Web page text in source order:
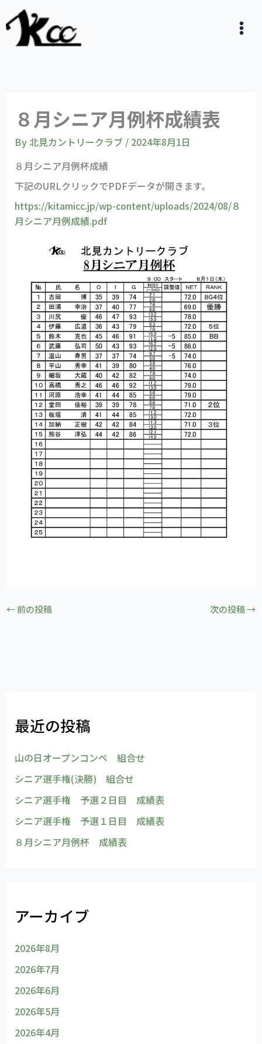
容
最近の投稿
山の日オープンコンペ 組合せ
シニア選手権(決勝) 組合せ
シニア選手権 予選２日目 成績表
シニア選手権 予選１日目 成績表
８月シニア月例杯 成績表
アーカイブ
2026年8月
2026年7月
2026年6月
2026年5月
2026年4月
８月シニア月例杯成績表
By北見カントリークラブ / 2024年8月1日
８月シニア月例杯成績
下記のURLクリックでPDFデータが開きます。
https://kitamicc.jp/wp-content/uploads/2024/08/８
月シニア月例成績.pdf
←前の投稿 次の投稿→